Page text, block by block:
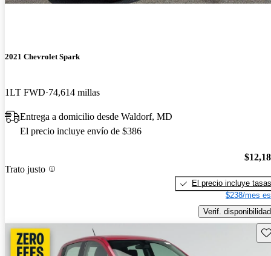
2021 Chevrolet Spark
1LT FWD 74,614 millas
Entrega a domicilio desde Waldorf, MD
El precio incluye envío de $386
Trato justo
El precio incluye tasas
$238/mes
Verif. disponibilidad